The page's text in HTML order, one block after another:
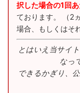
択した場合の1回
ております。 （2
場合、もしくはそ
とはいえ当サイ
なっ
できるかぎり、